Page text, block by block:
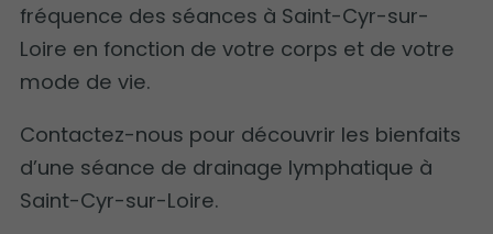
fréquence des séances à Saint-Cyr-sur-
Loire en fonction de votre corps et de votre
mode de vie.
Contactez-nous pour découvrir les bienfaits
d’une séance de drainage lymphatique à
Saint-Cyr-sur-Loire.